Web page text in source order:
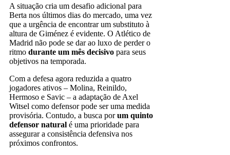
A situação cria um desafio adicional para
Berta nos últimos dias do mercado, uma vez
que a urgência de encontrar um substituto à
altura de Giménez é evidente. O Atlético de
Madrid não pode se dar ao luxo de perder o
ritmo durante um mês decisivo para seus
objetivos na temporada.
Com a defesa agora reduzida a quatro
jogadores ativos – Molina, Reinildo,
Hermoso e Savic – a adaptação de Axel
Witsel como defensor pode ser uma medida
provisória. Contudo, a busca porum quinto
defensor natural é uma prioridade para
assegurar a consistência defensiva nos
próximos confrontos.